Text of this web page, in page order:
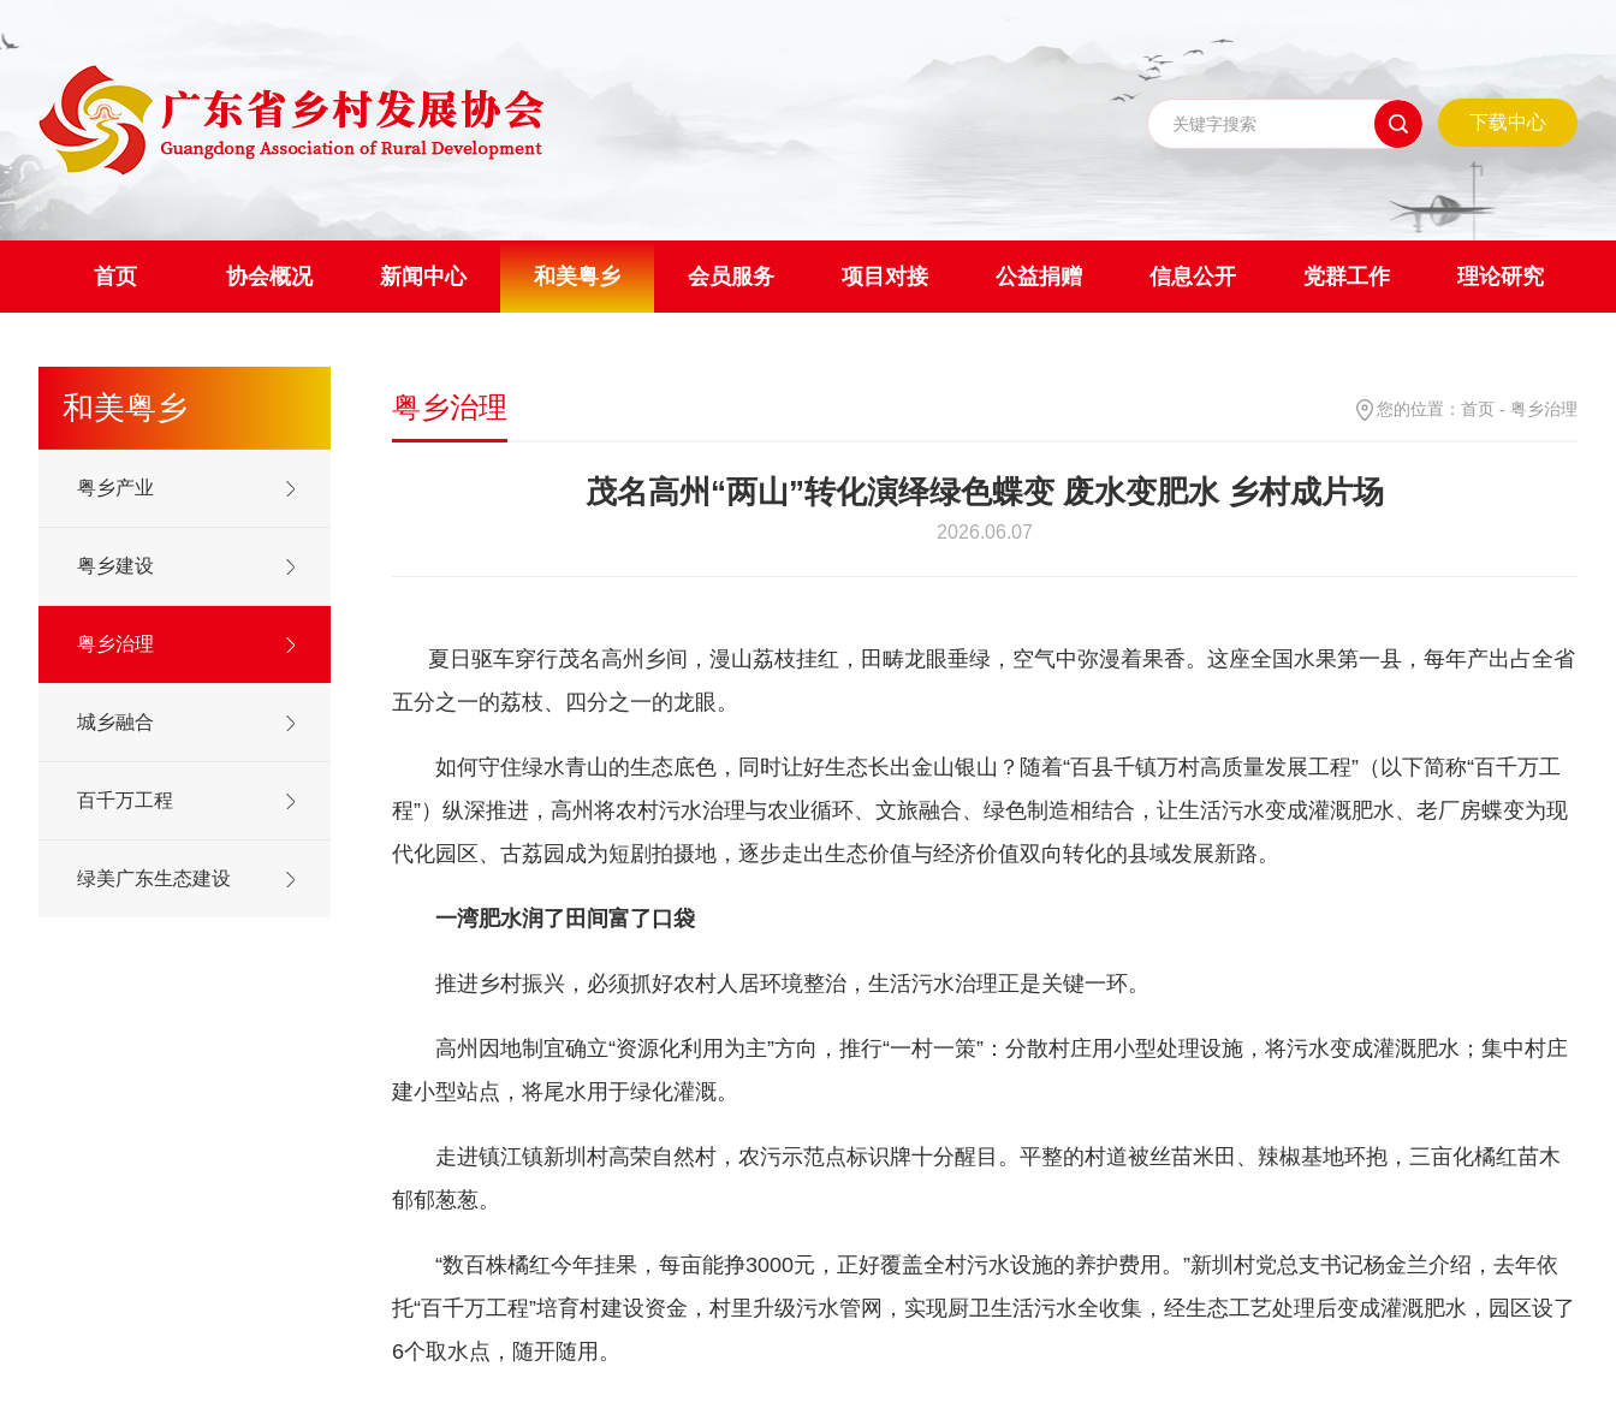
下载中心
首页 协会概况 新闻中心 和美粤乡 会员服务 项目对接 公益捐赠 信息公开 党群工作 理论研究
和美粤乡
粤乡产业
粤乡建设
粤乡治理
城乡融合
百千万工程
绿美广东生态建设
粤乡治理 您的位置： 首页 - 粤乡治理
茂名高州“两山”转化演绎绿色蝶变 废水变肥水 乡村成片场
2026.06.07
夏日驱车穿行茂名高州乡间，漫山荔枝挂红，田畴龙眼垂绿，空气中弥漫着果香。这座全国水果第一县，每年产出占全省
五分之一的荔枝、四分之一的龙眼。
如何守住绿水青山的生态底色，同时让好生态长出金山银山？随着“百县千镇万村高质量发展工程”（以下简称“百千万工
程”）纵深推进，高州将农村污水治理与农业循环、文旅融合、绿色制造相结合，让生活污水变成灌溉肥水、老厂房蝶变为现
代化园区、古荔园成为短剧拍摄地，逐步走出生态价值与经济价值双向转化的县域发展新路。
一湾肥水润了田间富了口袋
推进乡村振兴，必须抓好农村人居环境整治，生活污水治理正是关键一环。
高州因地制宜确立“资源化利用为主”方向，推行“一村一策”：分散村庄用小型处理设施，将污水变成灌溉肥水；集中村庄
建小型站点，将尾水用于绿化灌溉。
走进镇江镇新圳村高荣自然村，农污示范点标识牌十分醒目。平整的村道被丝苗米田、辣椒基地环抱，三亩化橘红苗木
郁郁葱葱。
“数百株橘红今年挂果，每亩能挣3000元，正好覆盖全村污水设施的养护费用。”新圳村党总支书记杨金兰介绍，去年依
托“百千万工程”培育村建设资金，村里升级污水管网，实现厨卫生活污水全收集，经生态工艺处理后变成灌溉肥水，园区设了
6个取水点，随开随用。